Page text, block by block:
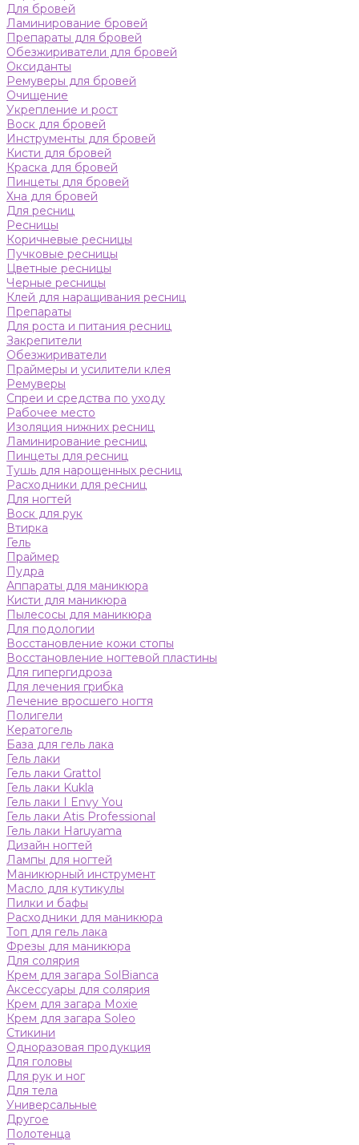
Для бровей
Ламинирование бровей
Препараты для бровей
Обезжириватели для бровей
Оксиданты
Ремуверы для бровей
Очищение
Укрепление и рост
Воск для бровей
Инструменты для бровей
Кисти для бровей
Краска для бровей
Пинцеты для бровей
Хна для бровей
Для ресниц
Ресницы
Коричневые ресницы
Пучковые ресницы
Цветные ресницы
Черные ресницы
Клей для наращивания ресниц
Препараты
Для роста и питания ресниц
Закрепители
Обезжириватели
Праймеры и усилители клея
Ремуверы
Спреи и средства по уходу
Рабочее место
Изоляция нижних ресниц
Ламинирование ресниц
Пинцеты для ресниц
Тушь для нарощенных ресниц
Расходники для ресниц
Для ногтей
Воск для рук
Втирка
Гель
Праймер
Пудра
Аппараты для маникюра
Кисти для маникюра
Пылесосы для маникюра
Для подологии
Восстановление кожи стопы
Восстановление ногтевой пластины
Для гипергидроза
Для лечения грибка
Лечение вросшего ногтя
Полигели
Кератогель
База для гель лака
Гель лаки
Гель лаки Grattol
Гель лаки Kukla
Гель лаки I Envy You
Гель лаки Atis Professional
Гель лаки Haruyama
Дизайн ногтей
Лампы для ногтей
Маникюрный инструмент
Масло для кутикулы
Пилки и бафы
Расходники для маникюра
Топ для гель лака
Фрезы для маникюра
Для солярия
Крем для загара SolBianca
Аксессуары для солярия
Крем для загара Moxie
Крем для загара Soleo
Стикини
Одноразовая продукция
Для головы
Для рук и ног
Для тела
Универсальные
Другое
Полотенца